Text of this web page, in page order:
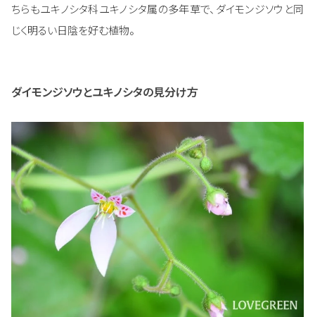
ちらもユキノシタ科ユキノシタ属の多年草で、ダイモンジソウと同
じく明るい日陰を好む植物。
ダイモンジソウとユキノシタの見分け方